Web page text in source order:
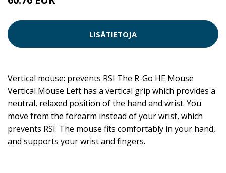
LISÄTIETOJA
Vertical mouse: prevents RSI The R-Go HE Mouse
Vertical Mouse Left has a vertical grip which provides a
neutral, relaxed position of the hand and wrist. You
move from the forearm instead of your wrist, which
prevents RSI. The mouse fits comfortably in your hand,
and supports your wrist and fingers.